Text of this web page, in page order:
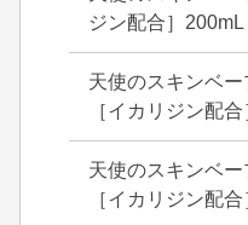
ジン配合］200mL
天使のスキンベ
［イカリジン配
天使のスキンベ
［イカリジン配